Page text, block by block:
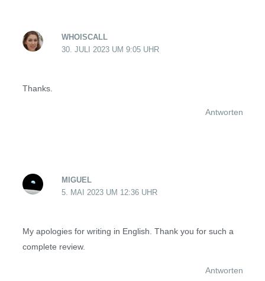
WHOISCALL
30. JULI 2023 UM 9:05 UHR
Thanks.
Antworten
MIGUEL
5. MAI 2023 UM 12:36 UHR
My apologies for writing in English. Thank you for such a
complete review.
Antworten